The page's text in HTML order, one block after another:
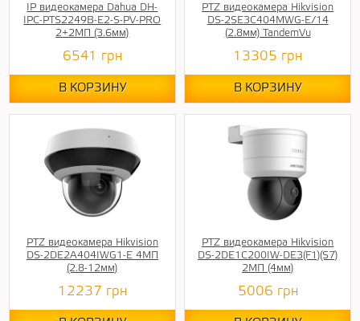
IP видеокамера Dahua DH-
IPC-PTS2249B-E2-S-PV-PRO
2+2МП (3.6мм)
6541 грн
В КОРЗИНУ
PTZ видеокамера Hikvision
DS-2SE3C404MWG-E/14
(2.8мм) TandemVu
13305 грн
В КОРЗИНУ
PTZ видеокамера Hikvision
DS-2DE2A404IWG1-E 4МП
(2.8-12мм)
12237 грн
PTZ видеокамера Hikvision
DS-2DE1C200IW-DE3(F1)(S7)
2МП (4мм)
5006 грн